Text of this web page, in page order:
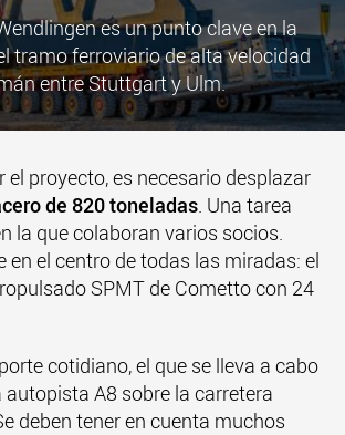
es un punto clave en la
tramo ferroviario de alta velocidad
entre Stuttgart y Ulm.
el proyecto, es necesario desplazar
de 820 toneladas. Una tarea
la que colaboran varios socios.
en el centro de todas las miradas: el
SPMT de Cometto con 24
cotidiano, el que se lleva a cabo
autopista A8 sobre la carretera
deben tener en cuenta muchos